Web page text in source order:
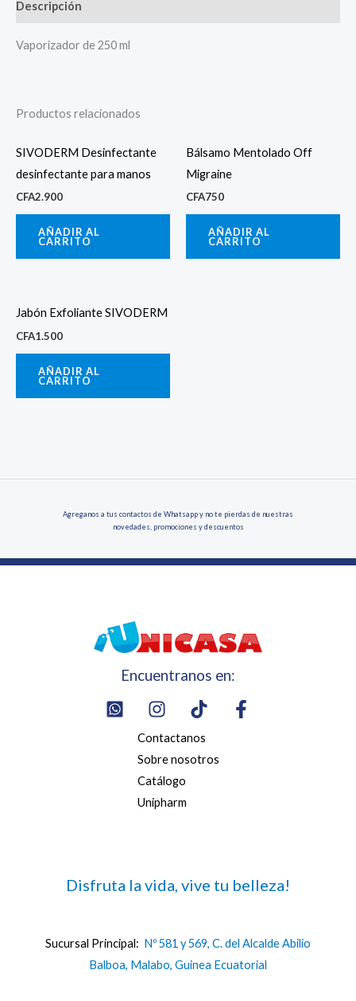
Descripción
Vaporizador de 250 ml
Productos relacionados
SIVODERM Desinfectante
desinfectante para manos
CFA2.900
AÑADIR AL
CARRITO
Bálsamo Mentolado Off
Migraine
CFA750
AÑADIR AL
CARRITO
Jabón Exfoliante SIVODERM
CFA1.500
AÑADIR AL
CARRITO
Agreganos a tus contactos de Whatsapp y no te pierdas de nuestras
novedades, promociones y descuentos
Encuentranos en:
Contactanos
Sobre nosotros
Catálogo
Unipharm
Disfruta la vida, vive tu belleza!
Sucursal Principal: Nº 581 y 569, C. del Alcalde Abilio
Balboa, Malabo, Guinea Ecuatorial